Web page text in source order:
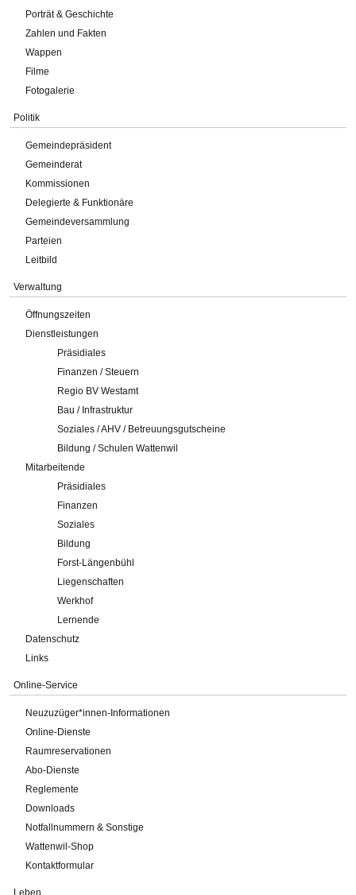
Porträt & Geschichte
Zahlen und Fakten
Wappen
Filme
Fotogalerie
Politik
Gemeindepräsident
Gemeinderat
Kommissionen
Delegierte & Funktionäre
Gemeindeversammlung
Parteien
Leitbild
Verwaltung
Öffnungszeiten
Dienstleistungen
Präsidiales
Finanzen / Steuern
Regio BV Westamt
Bau / Infrastruktur
Soziales / AHV / Betreuungsgutscheine
Bildung / Schulen Wattenwil
Mitarbeitende
Präsidiales
Finanzen
Soziales
Bildung
Forst-Längenbühl
Liegenschaften
Werkhof
Lernende
Datenschutz
Links
Online-Service
Neuzuzüger*innen-Informationen
Online-Dienste
Raumreservationen
Abo-Dienste
Reglemente
Downloads
Notfallnummern & Sonstige
Wattenwil-Shop
Kontaktformular
Leben